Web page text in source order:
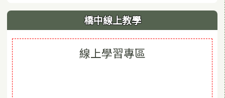
橋中線上教學
線上學習專區